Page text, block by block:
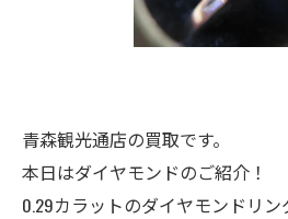
青森観光通店の買取です。
本日はダイヤモンドのご紹介！
0.29カラットのダイヤモンドリ